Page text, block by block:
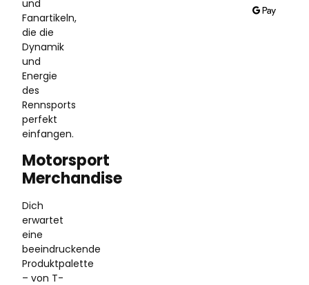
und
Fanartikeln,
die die
Dynamik
und
Energie
des
Rennsports
perfekt
einfangen.
Motorsport
Merchandise
Dich
erwartet
eine
beeindruckende
Produktpalette
– von T-